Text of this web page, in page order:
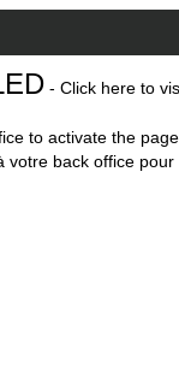
- Click here to
to activate the
votre back office